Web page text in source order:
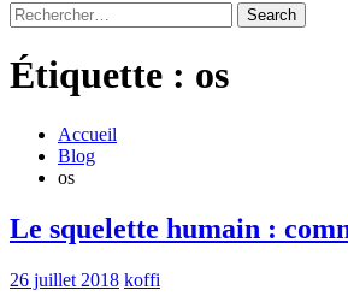
Rechercher
:
Étiquette : os
Accueil
Blog
os
Le squelette humain :
26 juillet 2018 koffi